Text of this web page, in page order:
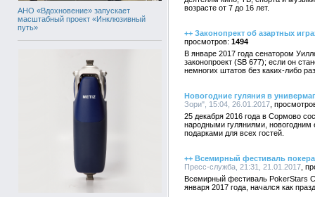
АНО «Вдохновение» запускает
масштабный проект «Инклюзивный
путь»
возрасте от 7 до 16 лет.
++ Законопрект об азартных
1494
В январе 2017 года сенатором
законопроект (SB 677); если он
немногих штатов без каких-либо
Новогодние гуляния в
Зори", 15:04, 26.01.2017
25 декабря 2016 года в Сормово
народными гуляниями,
подарками для всех гостей.
++ Всемирный фестиваль покера
Пресс-служба, 21:31, 21.01.2017
Всемирный фестиваль PokerStars
января 2017 года, начался как